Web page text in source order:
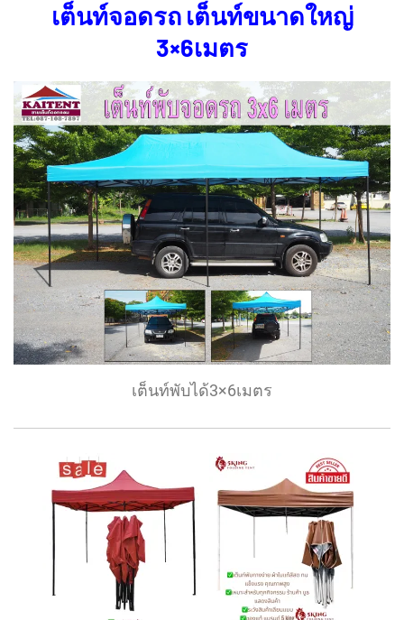
เต็นท์จอดรถ เต็นท์ขนาดใหญ่
3×6เมตร
เต็นท์พับได้3×6เมตร